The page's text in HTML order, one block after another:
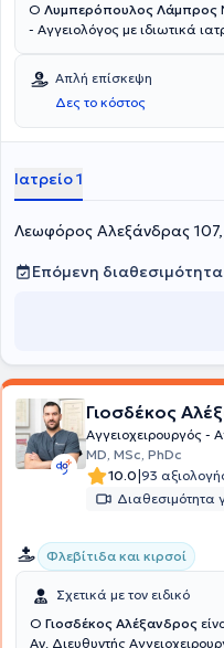
Ο Λυμπερόπουλος Λάμπρος
- Αγγειολόγος με ιδιωτικά
Thomas Hospital του Λονδίνου.
ανώδυνη θεραπεία φλεβικών
κυκλοφορικού συστήματος με
ιατρείο πραγματοποιούνται
κιρσοί, ευρυαγγείες,
Επιπλέον,
Απλή επίσκεψη
Δες το κόστος
Ιατρείο 1
Λεωφόρος Αλεξάνδρας
Επόμενη διαθεσιμότητα
Γιοσδέκος
Αγγειοχειρουργός -
MD, MSc, PhDc
10.0|93
Διαθεσιμότητα
Φλεβίτιδα και κιρσοί
Σχετικά με τον ειδικό
Ο Γιοσδέκος Αλέξανδρος
Αν. Διευθυντής